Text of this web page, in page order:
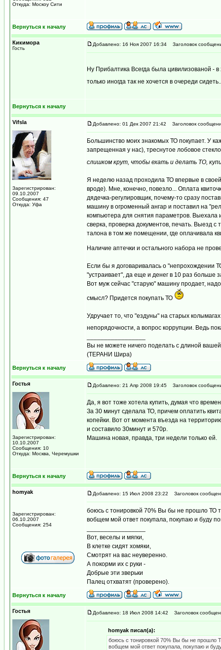
Откуда: Москоу Сити
Вернуться к началу
Кикимора
Гость
Добавлено: 16 Ноя 2007 16:34 Заголовок
Ну Прибалтика Всегда была цивилизованой -
только иногда так не хочется в очереди
Вернуться к началу
Vifsla
Зарегистрирован:
09.10.2007
Сообщения: 47
Откуда: Уфа
Добавлено: 01 Дек 2007 21:42 Заголовок
Большинство моих знакомых ТО покупает. У
запрещенная у нас), треснутое лобовое
слишком крут, чтобы ехать и делать ТО,
Я неделю назад проходила ТО впервые в
вроде). Мне, конечно, повезло... Оплата
дядечка-регулировщик, почему-то сразу
машину в огроменный ангар и поставил на
компьютера для снятия параметров. Выехала
сверка, проверка документов, печать. Выезд
талона в том же помещении, где оплачивала
Наличие аптечки и остального набора не
Если бы я договаривалась о "непрохождении
"устраивает", да еще и денег в 10 раз больше
Вот муж сейчас "старую" машину продает,
смысл? Придется покупать ТО
Удручает то, что "ездуны" на старых
непорядочности, а вопрос коррупции. Ведь
Вы не можете ничего поделать с длиной
(ТЕРАНИ Шира)
Вернуться к началу
Гостья
Зарегистрирован:
10.10.2007
Сообщения: 10
Откуда: Москва, Черемушки
Добавлено: 21 Апр 2008 19:45 Заголовок
Да, я вот тоже хотела купить, думая что
За 30 минут сделала ТО, причем оплатить
копейки. Вот от момента въезда на
и составило 30минут и 570р.
Машина новая, правда, три недели только ей.
Вернуться к началу
homyak
Зарегистрирован:
06.10.2007
Сообщения: 254
Добавлено: 15 Июл 2008 23:22 Заголовок
боюсь с тонировкой 70% Вы бы не прошло ТО
вобщем мой ответ покупала, покупаю и буду
Вот, веселы и мягки,
В клетке сидят хомяки,
Смотрят на вас неуверенно.
А покорми их с руки -
Добрые эти зверьки
Палец отхватят (проверено).
Вернуться к началу
Гостья Добавлено: 18 Июл 2008 14:42 Заголовок
homyak писал(а):
боюсь с тонировкой 70% Вы бы не прошло
вобщем мой ответ покупала, покупаю и